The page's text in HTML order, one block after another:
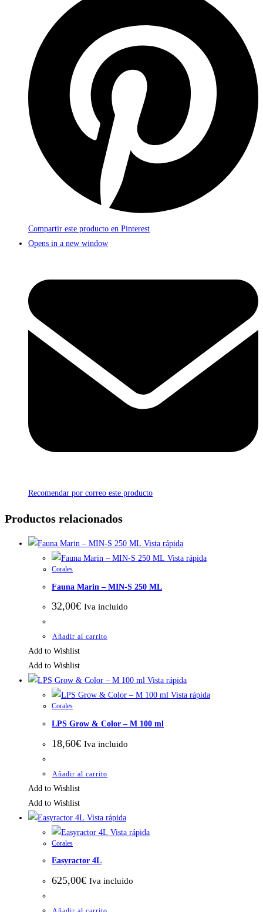
Compartir este producto en Pinterest
Opens in a new window
Recomendar por correo este producto
Productos relacionados
Vista rápida
Vista rápida
Corales
Fauna Marin – MIN-S 250 ML
32,00€ Iva incluido
Añadir al carrito
Add to Wishlist
Add to Wishlist
Vista rápida
Vista rápida
Corales
LPS Grow & Color – M 100 ml
18,60€ Iva incluido
Añadir al carrito
Add to Wishlist
Add to Wishlist
Vista rápida
Vista rápida
Corales
Easyractor 4L
625,00€ Iva incluido